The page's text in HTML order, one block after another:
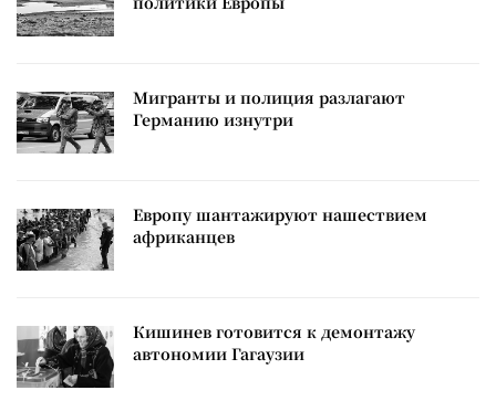
Мигранты и полиция разлагают
Германию изнутри
Европу шантажируют нашествием
африканцев
Кишинев готовится к демонтажу
автономии Гагаузии